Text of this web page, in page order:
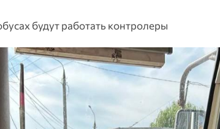
будут работать контролеры